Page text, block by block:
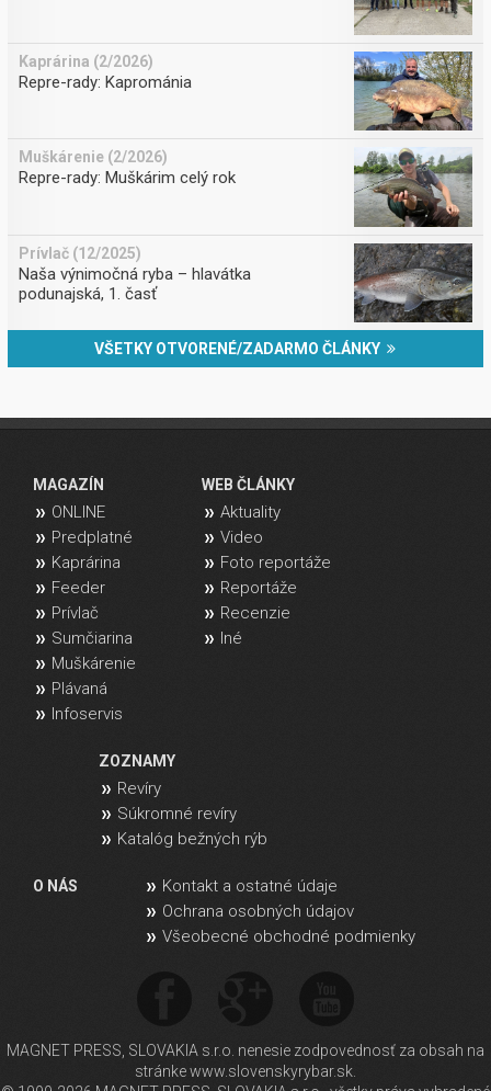
Kaprárina (2/2026)
Repre-rady: Kaprománia
Muškárenie (2/2026)
Repre-rady: Muškárim celý rok
Prívlač (12/2025)
Naša výnimočná ryba – hlavátka
podunajská, 1. časť
VŠETKY OTVORENÉ/ZADARMO ČLÁNKY
MAGAZÍN
ONLINE
Predplatné
Kaprárina
Feeder
Prívlač
Sumčiarina
Muškárenie
Plávaná
Infoservis
WEB ČLÁNKY
Aktuality
Video
Foto reportáže
Reportáže
Recenzie
Iné
ZOZNAMY
Revíry
Súkromné revíry
Katalóg bežných rýb
O NÁS
Kontakt a ostatné údaje
Ochrana osobných údajov
Všeobecné obchodné podmienky
MAGNET PRESS, SLOVAKIA s.r.o. nenesie zodpovednosť za obsah na
stránke www.slovenskyrybar.sk.